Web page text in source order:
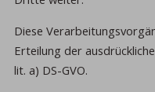
Diese
Erteilung der
lit. a) DS-GVO.